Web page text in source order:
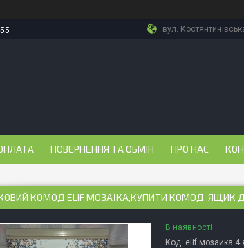
вул.
ПОВЕРНЕННЯ ТА ОБМІН ПРО НАС
КОМОД ELIF МОЗАЇКА,КУПИТИ КОМОД, ЯЩИК
В наявності
Код: elif мозаика 4